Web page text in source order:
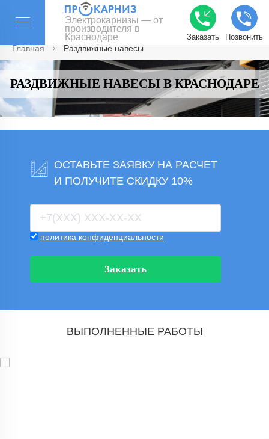
Электрокарнизы — от
производителя в
Краснодаре
Заказать Позвонить
Главная Раздвижные навесы
РАЗДВИЖНЫЕ НАВЕСЫ В КРАСНОДАРЕ
ОСТАВЬТЕ ЗАЯВКУ НА РАСЧЕТ
И ПОЛУЧИТЕ СКИДКУ 10%
политика конфиденциальности
Заказать
ВЫПОЛНЕННЫЕ РАБОТЫ